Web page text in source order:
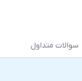
سوالات متداول